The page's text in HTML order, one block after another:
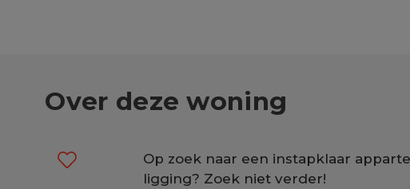
Over deze woning
Op zoek naar een instapklaar
ligging? Zoek niet verder!